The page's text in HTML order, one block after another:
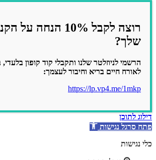
רוצה לקבל 10%
שלך?
הרשמי לניוזלטר שלנו ותקבלי קוד קופון
לאורח חיים בריא וחיבור לעצמך:
https://lp.vp4.me/1mkp
דילוג לתוכן
פתח סרגל נגישות
כלי נגישות